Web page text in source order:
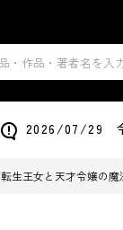
2026/07/29 令
転生王女と天才令嬢の